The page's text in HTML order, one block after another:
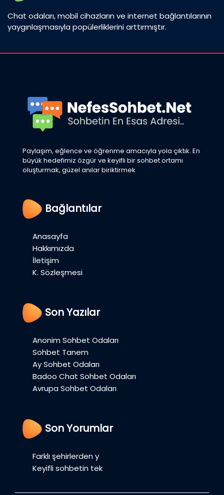
Chat odaları, mobil cihazların ve internet bağlantılarının
yaygınlaşmasıyla popülerliklerini arttırmıştır.
Paylaşım, eğlence ve öğrenme amacıyla yola çıktık. En
büyük hedefimiz özgür ve keyifli bir sohbet ortamı
oluşturmak, güzel anılar biriktirmek
Bağlantılar
Anasayfa
Hakkımızda
İletişim
K. Sözleşmesi
Son Yazılar
Anonim Sohbet Odaları
Sohbet Tanem
Ay Sohbet Odaları
Badoo Chat Sohbet Odaları
Avrupa Sohbet Odaları
Son Yorumlar
Farklı şehirlerden y
Keyifli sohbetin tek